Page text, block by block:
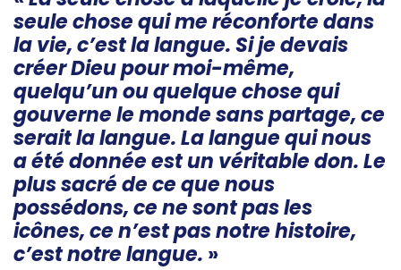
seule chose qui me réconforte dans
la vie, c’est la langue. Si je devais
créer Dieu pour moi-même,
quelqu’un ou quelque chose qui
gouverne le monde sans partage, ce
serait la langue. La langue qui nous
a été donnée est un véritable don. Le
plus sacré de ce que nous
possédons, ce ne sont pas les
icônes, ce n’est pas notre histoire,
c’est notre langue. »